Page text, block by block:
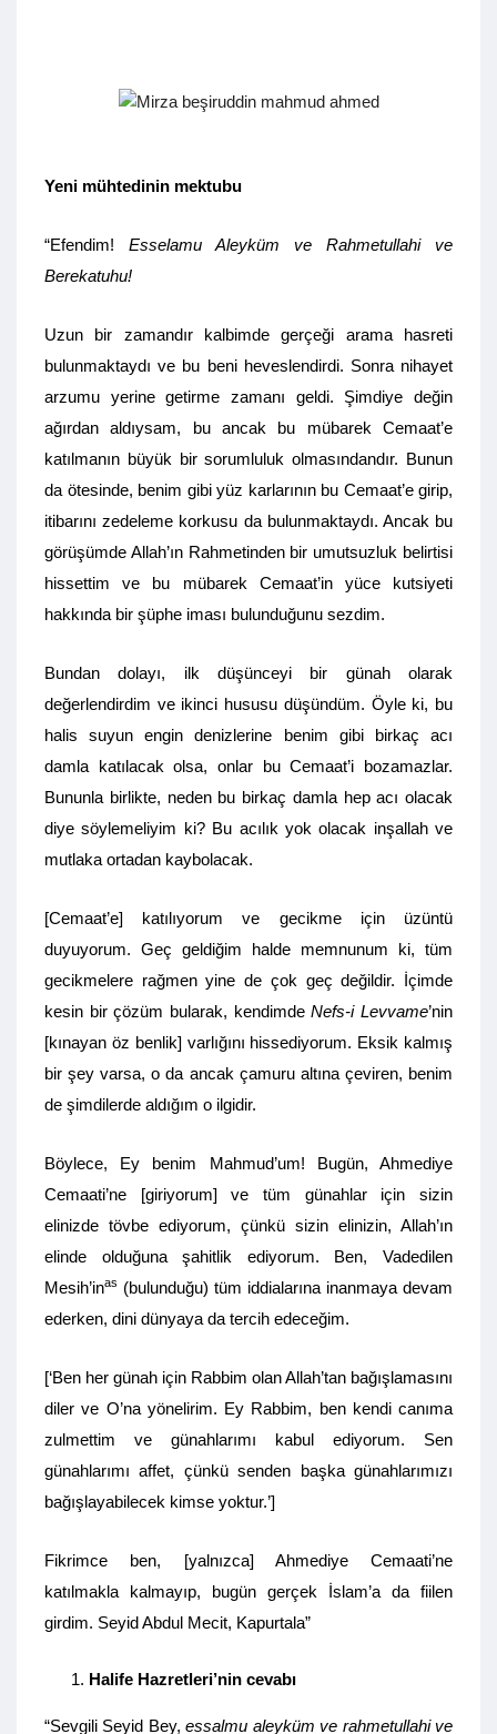
Yeni mühtedinin mektubu
“Efendim! Esselamu Aleyküm ve Rahmetullahi ve
Berekatuhu!
Uzun bir zamandır kalbimde gerçeği arama hasreti
bulunmaktaydı ve bu beni heveslendirdi. Sonra nihayet
arzumu yerine getirme zamanı geldi. Şimdiye değin
ağırdan aldıysam, bu ancak bu mübarek Cemaat’e
katılmanın büyük bir sorumluluk olmasındandır. Bunun
da ötesinde, benim gibi yüz karlarının bu Cemaat’e girip,
itibarını zedeleme korkusu da bulunmaktaydı. Ancak bu
görüşümde Allah’ın Rahmetinden bir umutsuzluk belirtisi
hissettim ve bu mübarek Cemaat’in yüce kutsiyeti
hakkında bir şüphe iması bulunduğunu sezdim.
Bundan dolayı, ilk düşünceyi bir günah olarak
değerlendirdim ve ikinci hususu düşündüm. Öyle ki, bu
halis suyun engin denizlerine benim gibi birkaç acı
damla katılacak olsa, onlar bu Cemaat’i bozamazlar.
Bununla birlikte, neden bu birkaç damla hep acı olacak
diye söylemeliyim ki? Bu acılık yok olacak inşallah ve
mutlaka ortadan kaybolacak.
[Cemaat’e] katılıyorum ve gecikme için üzüntü
duyuyorum. Geç geldiğim halde memnunum ki, tüm
gecikmelere rağmen yine de çok geç değildir. İçimde
kesin bir çözüm bularak, kendimdeNefs-i Levvame’nin
[kınayan öz benlik] varlığını hissediyorum. Eksik kalmış
bir şey varsa, o da ancak çamuru altına çeviren, benim
de şimdilerde aldığım o ilgidir.
Böylece, Ey benim Mahmud’um! Bugün, Ahmediye
Cemaati’ne [giriyorum] ve tüm günahlar için sizin
elinizde tövbe ediyorum, çünkü sizin elinizin, Allah’ın
elinde olduğuna şahitlik ediyorum. Ben, Vadedilen
Mesih’inas (bulunduğu) tüm iddialarına inanmaya devam
ederken, dini dünyaya da tercih edeceğim.
[‘Ben her günah için Rabbim olan Allah’tan bağışlamasını
diler ve O’na yönelirim. Ey Rabbim, ben kendi canıma
zulmettim ve günahlarımı kabul ediyorum. Sen
günahlarımı affet, çünkü senden başka günahlarımızı
bağışlayabilecek kimse yoktur.’]
Fikrimce ben, [yalnızca] Ahmediye Cemaati’ne
katılmakla kalmayıp, bugün gerçek İslam’a da fiilen
girdim. Seyid Abdul Mecit, Kapurtala”
Halife Hazretleri’nin cevabı
“Sevgili Seyid Bey,essalmu aleyküm ve rahmetullahi ve